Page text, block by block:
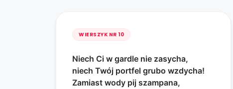
WIERSZYK NR 10
Niech Ci w gardle nie zasycha,
niech Twój portfel grubo wzdycha!
Zamiast wody pij szampana,